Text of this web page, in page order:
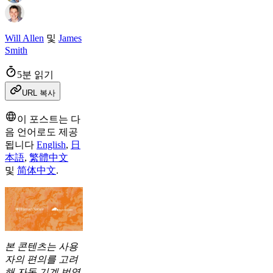
Will Allen 및 James
Smith
5분 읽기
URL 복사
이 포스트는 다
음 언어로도 제공
됩니다 English, 日
本語, 繁體中文
및 简体中文.
본 콘텐츠는 사용
자의 편의를 고려